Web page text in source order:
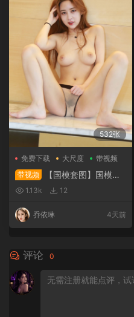
532张
免费下载 大尺度
带视频
带视频
【国模套图】国模乔
依琳大尺度人体私拍套图（2
1.13k 12
乔依琳 4天前
评论 0